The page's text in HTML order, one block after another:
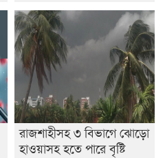
রাজশাহীসহ ৩ বিভাগে ঝোড়ো
হাওয়াসহ হতে পারে বৃষ্টি